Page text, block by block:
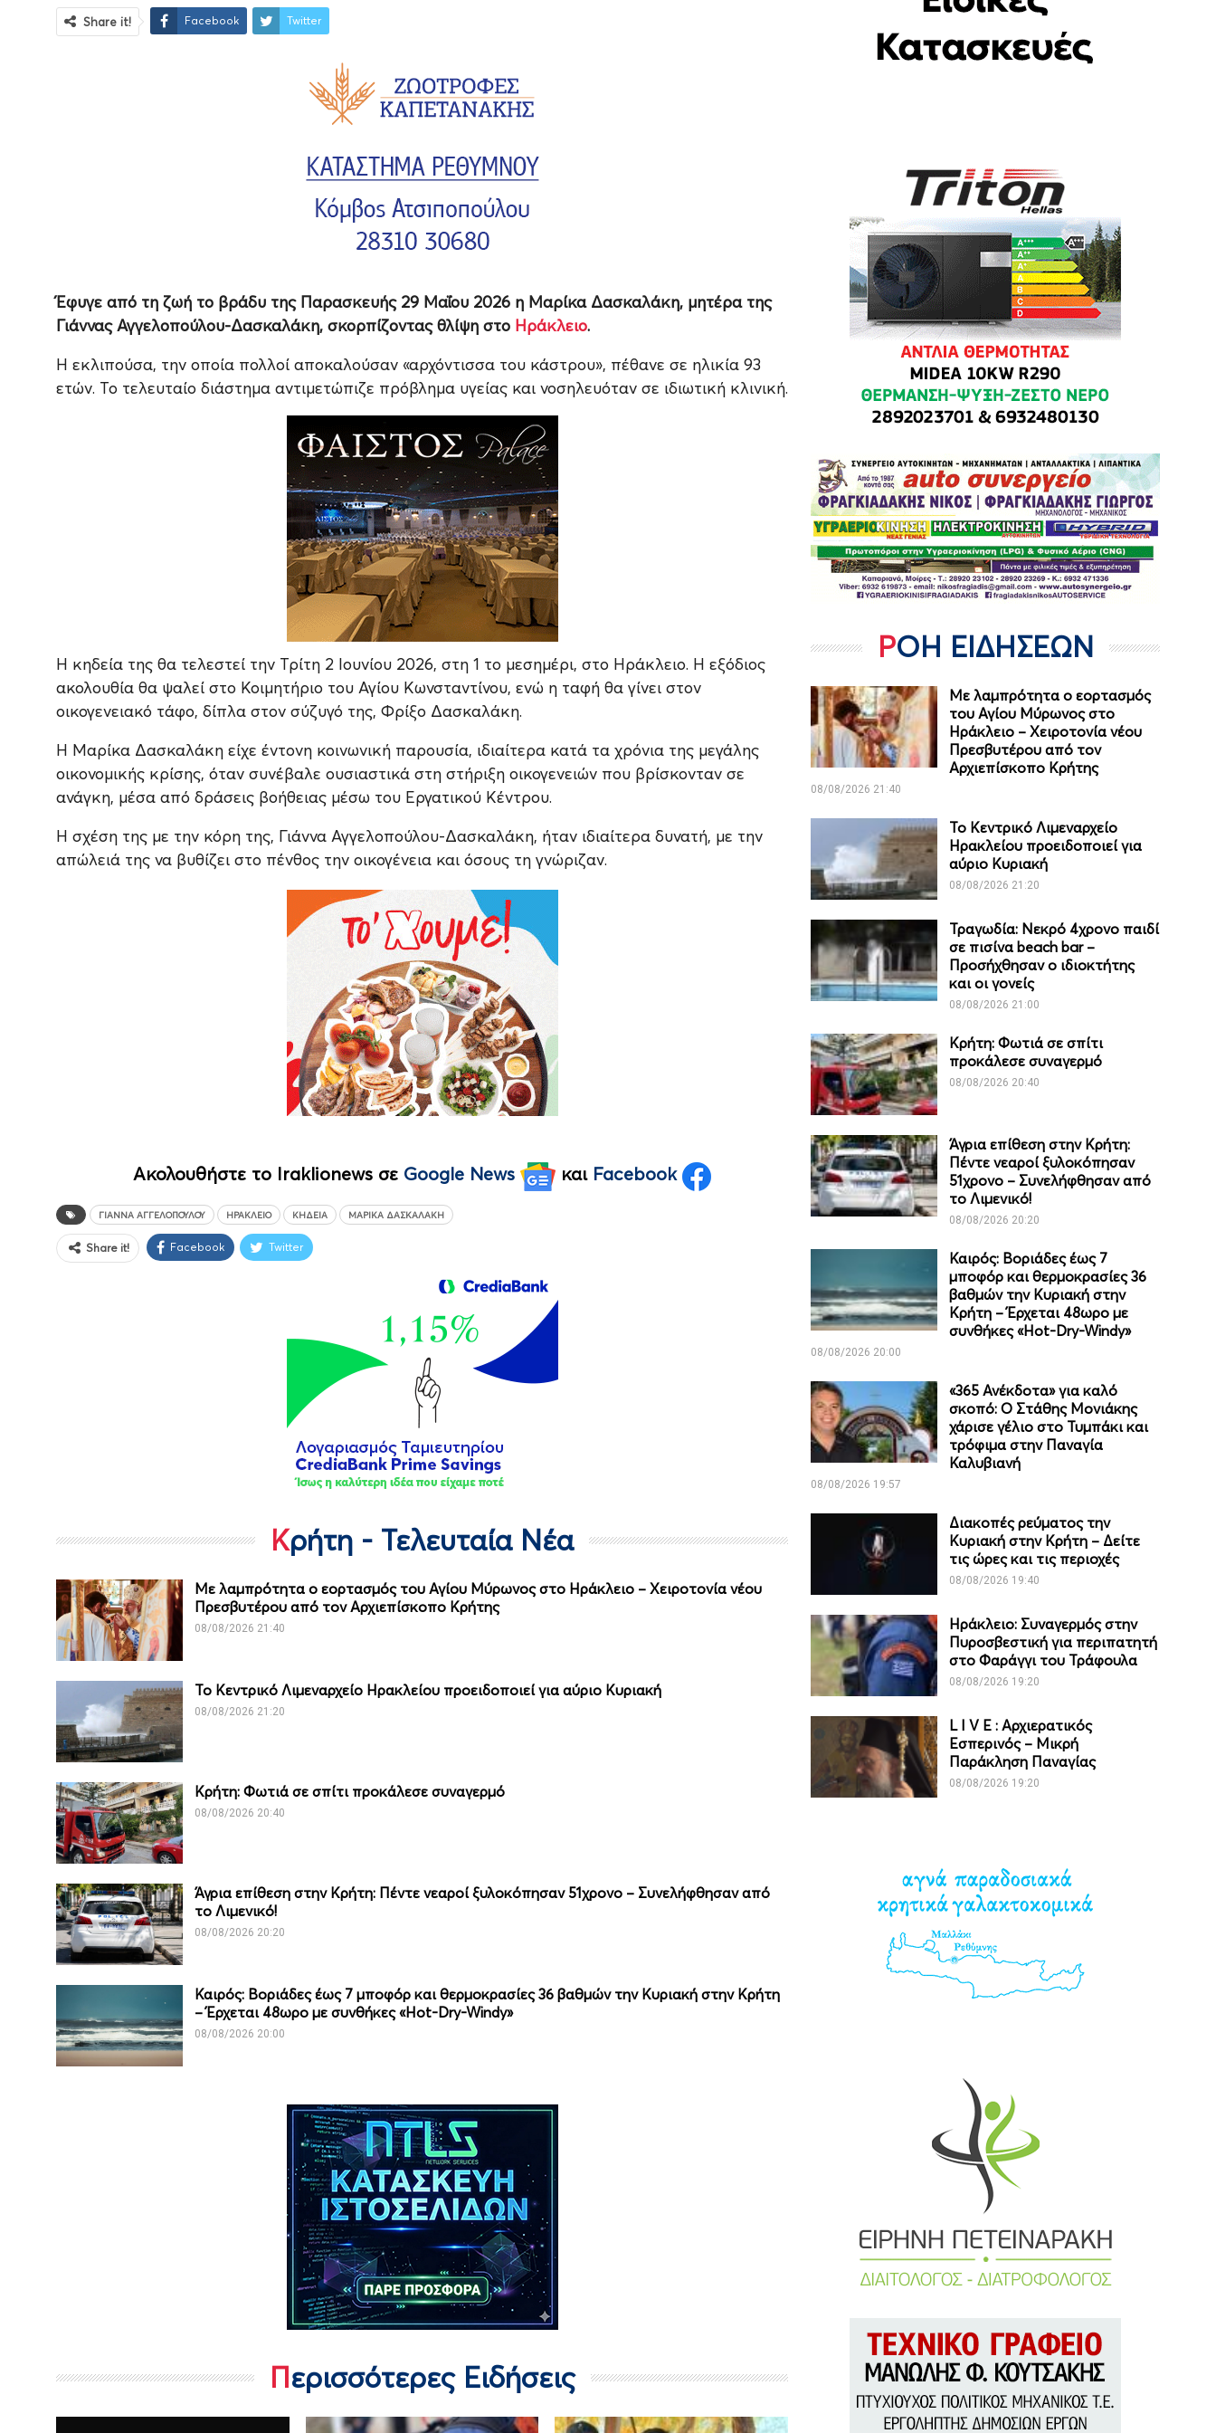
Share it! Facebook Twitter
Έφυγε από τη ζωή το βράδυ της Παρασκευής 29 Μαΐου 2026 η Μαρίκα Δασκαλάκη, μητέρα της
Γιάννας Αγγελοπούλου-Δασκαλάκη, σκορπίζοντας θλίψη στο Ηράκλειο.
Η εκλιπούσα, την οποία πολλοί αποκαλούσαν «αρχόντισσα του κάστρου», πέθανε σε ηλικία 93
ετών. Το τελευταίο διάστημα αντιμετώπιζε πρόβλημα υγείας και νοσηλευόταν σε ιδιωτική κλινική.
Η κηδεία της θα τελεστεί την Τρίτη 2 Ιουνίου 2026, στη 1 το μεσημέρι, στο Ηράκλειο. Η εξόδιος
ακολουθία θα ψαλεί στο Κοιμητήριο του Αγίου Κωνσταντίνου, ενώ η ταφή θα γίνει στον
οικογενειακό τάφο, δίπλα στον σύζυγό της, Φρίξο Δασκαλάκη.
Η Μαρίκα Δασκαλάκη είχε έντονη κοινωνική παρουσία, ιδιαίτερα κατά τα χρόνια της μεγάλης
οικονομικής κρίσης, όταν συνέβαλε ουσιαστικά στη στήριξη οικογενειών που βρίσκονταν σε
ανάγκη, μέσα από δράσεις βοήθειας μέσω του Εργατικού Κέντρου.
Η σχέση της με την κόρη της, Γιάννα Αγγελοπούλου-Δασκαλάκη, ήταν ιδιαίτερα δυνατή, με την
απώλειά της να βυθίζει στο πένθος την οικογένεια και όσους τη γνώριζαν.
Ακολουθήστε το Iraklionews σε Google News και Facebook
ΓΙΆΝΝΑ ΑΓΓΕΛΟΠΟΎΛΟΥ ΗΡΆΚΛΕΙΟ ΚΗΔΕΊΑ ΜΑΡΊΚΑ ΔΑΣΚΑΛΆΚΗ
Share it! Facebook Twitter
Κρήτη - Τελευταία Νέα
Με λαμπρότητα ο εορτασμός του Αγίου Μύρωνος στο Ηράκλειο – Χειροτονία νέου
Πρεσβυτέρου από τον Αρχιεπίσκοπο Κρήτης
08/08/2026 21:40
Το Κεντρικό Λιμεναρχείο Ηρακλείου προειδοποιεί για αύριο Κυριακή
08/08/2026 21:20
Κρήτη: Φωτιά σε σπίτι προκάλεσε συναγερμό
08/08/2026 20:40
Άγρια επίθεση στην Κρήτη: Πέντε νεαροί ξυλοκόπησαν 51χρονο – Συνελήφθησαν από
το Λιμενικό!
08/08/2026 20:20
Καιρός: Βοριάδες έως 7 μποφόρ και θερμοκρασίες 36 βαθμών την Κυριακή στην Κρήτη
– Έρχεται 48ωρο με συνθήκες «Hot-Dry-Windy»
08/08/2026 20:00
Περισσότερες Ειδήσεις
ΡΟΗ ΕΙΔΗΣΕΩΝ
Με λαμπρότητα ο εορτασμός
του Αγίου Μύρωνος στο
Ηράκλειο – Χειροτονία νέου
Πρεσβυτέρου από τον
Αρχιεπίσκοπο Κρήτης
08/08/2026 21:40
Το Κεντρικό Λιμεναρχείο
Ηρακλείου προειδοποιεί για
αύριο Κυριακή
08/08/2026 21:20
Τραγωδία: Νεκρό 4χρονο παιδί
σε πισίνα beach bar –
Προσήχθησαν ο ιδιοκτήτης
και οι γονείς
08/08/2026 21:00
Κρήτη: Φωτιά σε σπίτι
προκάλεσε συναγερμό
08/08/2026 20:40
Άγρια επίθεση στην Κρήτη:
Πέντε νεαροί ξυλοκόπησαν
51χρονο – Συνελήφθησαν από
το Λιμενικό!
08/08/2026 20:20
Καιρός: Βοριάδες έως 7
μποφόρ και θερμοκρασίες 36
βαθμών την Κυριακή στην
Κρήτη – Έρχεται 48ωρο με
συνθήκες «Hot-Dry-Windy»
08/08/2026 20:00
«365 Ανέκδοτα» για καλό
σκοπό: Ο Στάθης Μονιάκης
χάρισε γέλιο στο Τυμπάκι και
τρόφιμα στην Παναγία
Καλυβιανή
08/08/2026 19:57
Διακοπές ρεύματος την
Κυριακή στην Κρήτη – Δείτε
τις ώρες και τις περιοχές
08/08/2026 19:40
Ηράκλειο: Συναγερμός στην
Πυροσβεστική για περιπατητή
στο Φαράγγι του Τράφουλα
08/08/2026 19:20
L I V Ε : Αρχιερατικός
Εσπερινός – Μικρή
Παράκληση Παναγίας
08/08/2026 19:20